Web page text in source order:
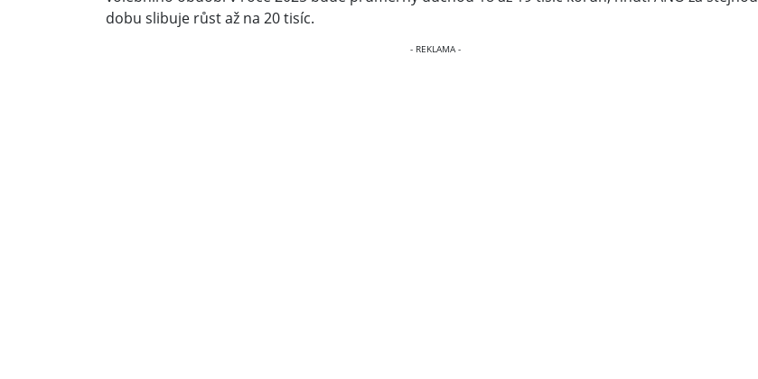
dobu slibuje růst až na 20 tisíc.